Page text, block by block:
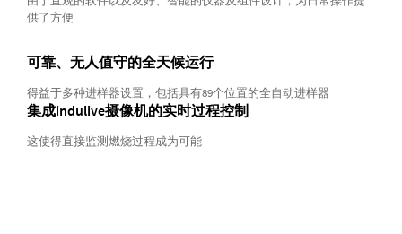
供了方便
可靠、无人值守的全天候运行
得益于多种进样器设置，包括具有89个位置的全自动进样器
集成indulive摄像机的实时过程控制
这使得直接监测燃烧过程成为可能